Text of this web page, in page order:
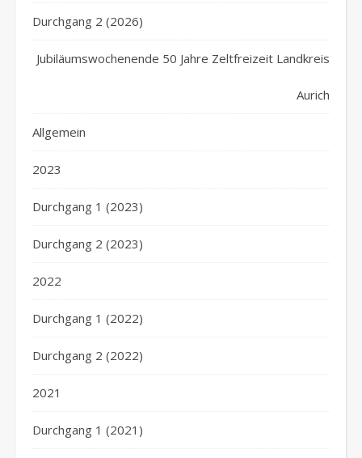
Durchgang 2 (2026)
Jubiläumswochenende 50 Jahre Zeltfreizeit Landkreis
Aurich
Allgemein
2023
Durchgang 1 (2023)
Durchgang 2 (2023)
2022
Durchgang 1 (2022)
Durchgang 2 (2022)
2021
Durchgang 1 (2021)